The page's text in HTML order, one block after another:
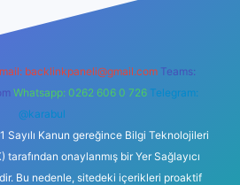
backlinkpaneli@gmail.com Teams:
Whatsapp: 0262 606 0 726 Telegram:
@karabul
Sayılı Kanun gereğince Bilgi Teknolojileri
onaylanmış bir Yer Sağlayıcı
Bu nedenle, sitedeki içerikleri proaktif